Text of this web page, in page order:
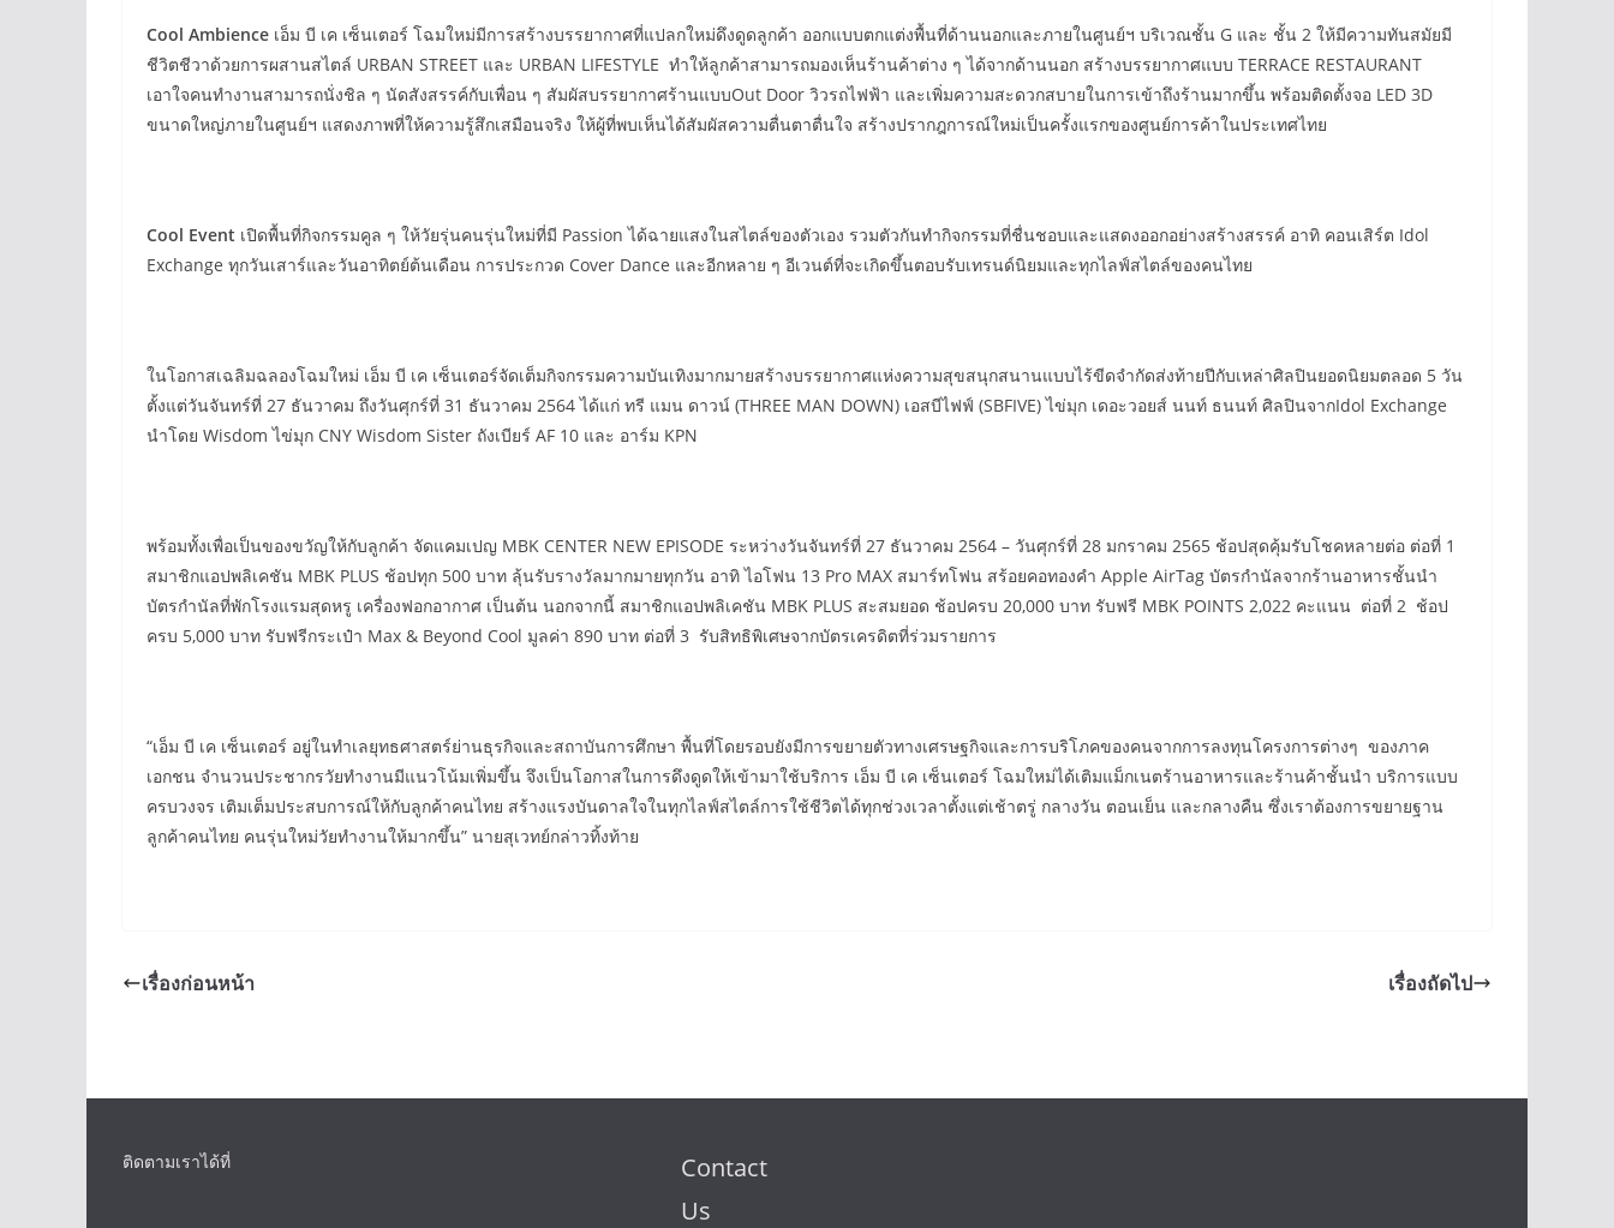
Cool Ambience เอ็ม บี เค เซ็นเตอร์ โฉมใหม่มีการสร้างบรรยากาศที่แปลกใหม่ดึงดูดลูกค้า ออกแบบตกแต่งพื้นที่ด้านนอกและภายในศูนย์ฯ บริเวณชั้น G และ ชั้น 2 ให้มีความทันสมัยมี
ชีวิตชีวาด้วยการผสานสไตล์ URBAN STREET และ URBAN LIFESTYLE ทำให้ลูกค้าสามารถมองเห็นร้านค้าต่าง ๆ ได้จากด้านนอก สร้างบรรยากาศแบบ TERRACE RESTAURANT
เอาใจคนทำงานสามารถนั่งชิล ๆ นัดสังสรรค์กับเพื่อน ๆ สัมผัสบรรยากาศร้านแบบOut Door วิวรถไฟฟ้า และเพิ่มความสะดวกสบายในการเข้าถึงร้านมากขึ้น พร้อมติดตั้งจอ LED 3D
ขนาดใหญ่ภายในศูนย์ฯ แสดงภาพที่ให้ความรู้สึกเสมือนจริง ให้ผู้ที่พบเห็นได้สัมผัสความตื่นตาตื่นใจ สร้างปรากฎการณ์ใหม่เป็นครั้งแรกของศูนย์การค้าในประเทศไทย
Cool Event เปิดพื้นที่กิจกรรมคูล ๆ ให้วัยรุ่นคนรุ่นใหม่ที่มี Passion ได้ฉายแสงในสไตล์ของตัวเอง รวมตัวกันทำกิจกรรมที่ชื่นชอบและแสดงออกอย่างสร้างสรรค์ อาทิ คอนเสิร์ต Idol
Exchange ทุกวันเสาร์และวันอาทิตย์ต้นเดือน การประกวด Cover Dance และอีกหลาย ๆ อีเวนต์ที่จะเกิดขึ้นตอบรับเทรนด์นิยมและทุกไลฟ์สไตล์ของคนไทย
ในโอกาสเฉลิมฉลองโฉมใหม่ เอ็ม บี เค เซ็นเตอร์จัดเต็มกิจกรรมความบันเทิงมากมายสร้างบรรยากาศแห่งความสุขสนุกสนานแบบไร้ขีดจำกัดส่งท้ายปีกับเหล่าศิลปินยอดนิยมตลอด 5 วัน
ตั้งแต่วันจันทร์ที่ 27 ธันวาคม ถึงวันศุกร์ที่ 31 ธันวาคม 2564 ได้แก่ ทรี แมน ดาวน์ (THREE MAN DOWN) เอสบีไฟฟ์ (SBFIVE) ไข่มุก เดอะวอยส์ นนท์ ธนนท์ ศิลปินจากIdol Exchange
นำโดย Wisdom ไข่มุก CNY Wisdom Sister ถังเบียร์ AF 10 และ อาร์ม KPN
พร้อมทั้งเพื่อเป็นของขวัญให้กับลูกค้า จัดแคมเปญ MBK CENTER NEW EPISODE ระหว่างวันจันทร์ที่ 27 ธันวาคม 2564 – วันศุกร์ที่ 28 มกราคม 2565 ช้อปสุดคุ้มรับโชคหลายต่อ ต่อที่ 1
สมาชิกแอปพลิเคชัน MBK PLUS ช้อปทุก 500 บาท ลุ้นรับรางวัลมากมายทุกวัน อาทิ ไอโฟน 13 Pro MAX สมาร์ทโฟน สร้อยคอทองคำ Apple AirTag บัตรกำนัลจากร้านอาหารชั้นนำ
บัตรกำนัลที่พักโรงแรมสุดหรู เครื่องฟอกอากาศ เป็นต้น นอกจากนี้ สมาชิกแอปพลิเคชัน MBK PLUS สะสมยอด ช้อปครบ 20,000 บาท รับฟรี MBK POINTS 2,022 คะแนน ต่อที่ 2 ช้อป
ครบ 5,000 บาท รับฟรีกระเป๋า Max & Beyond Cool มูลค่า 890 บาท ต่อที่ 3 รับสิทธิพิเศษจากบัตรเครดิตที่ร่วมรายการ
“เอ็ม บี เค เซ็นเตอร์ อยู่ในทำเลยุทธศาสตร์ย่านธุรกิจและสถาบันการศึกษา พื้นที่โดยรอบยังมีการขยายตัวทางเศรษฐกิจและการบริโภคของคนจากการลงทุนโครงการต่างๆ ของภาค
เอกชน จำนวนประชากรวัยทำงานมีแนวโน้มเพิ่มขึ้น จึงเป็นโอกาสในการดึงดูดให้เข้ามาใช้บริการ เอ็ม บี เค เซ็นเตอร์ โฉมใหม่ได้เติมแม็กเนตร้านอาหารและร้านค้าชั้นนำ บริการแบบ
ครบวงจร เติมเต็มประสบการณ์ให้กับลูกค้าคนไทย สร้างแรงบันดาลใจในทุกไลฟ์สไตล์การใช้ชีวิตได้ทุกช่วงเวลาตั้งแต่เช้าตรู่ กลางวัน ตอนเย็น และกลางคืน ซึ่งเราต้องการขยายฐาน
ลูกค้าคนไทย คนรุ่นใหม่วัยทำงานให้มากขึ้น” นายสุเวทย์กล่าวทิ้งท้าย
เรื่องก่อนหน้า เรื่องถัดไป
ติดตามเราได้ที่
Contact
Us